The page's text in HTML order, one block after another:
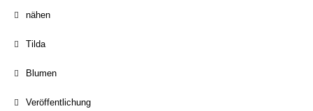
nähen
Tilda
Blumen
Veröffentlichung